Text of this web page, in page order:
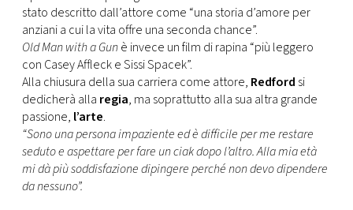
stato descritto dall’attore come “una storia d’amore per
anziani a cui la vita offre una seconda chance”.
Old Man with a Gunè invece un film di rapina “più leggero
con Casey Affleck e Sissi Spacek”.
Alla chiusura della sua carriera come attore, Redford si
dedicherà alla regia, ma soprattutto alla sua altra grande
passione, l’arte.
“Sono una persona impaziente ed è difficile per me restare
seduto e aspettare per fare un ciak dopo l’altro. Alla mia età
mi dà più soddisfazione dipingere perché non devo dipendere
da nessuno”.